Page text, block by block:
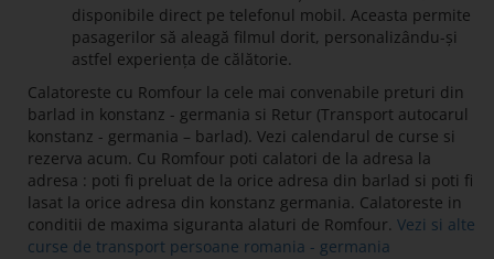
disponibile direct pe telefonul mobil. Aceasta permite
pasagerilor să aleagă filmul dorit, personalizându-și
astfel experiența de călătorie.
Calatoreste cu Romfour la cele mai convenabile preturi din
barlad in konstanz - germania si Retur (Transport autocarul
konstanz - germania – barlad). Vezi calendarul de curse si
rezerva acum. Cu Romfour poti calatori de la adresa la
adresa : poti fi preluat de la orice adresa din barlad si poti fi
lasat la orice adresa din konstanz germania. Calatoreste in
conditii de maxima siguranta alaturi de Romfour. Vezi si alte
curse de transport persoane romania - germania